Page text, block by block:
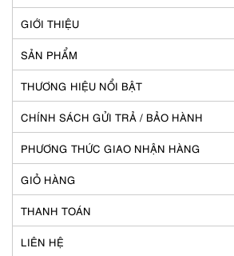
GIỚI THIỆU
SẢN PHẨM
THƯƠNG HIỆU NỔI BẬT
CHÍNH SÁCH GỬI TRẢ / BẢO HÀNH
PHƯƠNG THỨC GIAO NHẬN HÀNG
GIỎ HÀNG
THANH TOÁN
LIÊN HỆ